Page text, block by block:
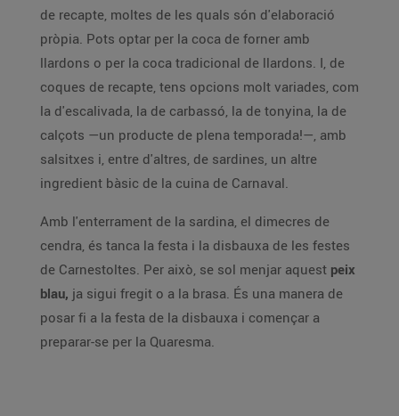
de recapte, moltes de les quals són d'elaboració
pròpia. Pots optar per la coca de forner amb
llardons o per la coca tradicional de llardons. I, de
coques de recapte, tens opcions molt variades, com
la d'escalivada, la de carbassó, la de tonyina, la de
calçots —un producte de plena temporada!—, amb
salsitxes i, entre d'altres, de sardines, un altre
ingredient bàsic de la cuina de Carnaval.
Amb l'enterrament de la sardina, el dimecres de
cendra, és tanca la festa i la disbauxa de les festes
de Carnestoltes. Per això, se sol menjar aquest peix
blau, ja sigui fregit o a la brasa. És una manera de
posar fi a la festa de la disbauxa i començar a
preparar-se per la Quaresma.